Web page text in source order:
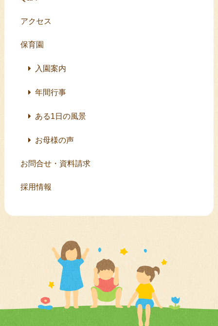
アクセス
保育園
入園案内
年間行事
ある1日の風景
お母様の声
お問合せ・資料請求
採用情報